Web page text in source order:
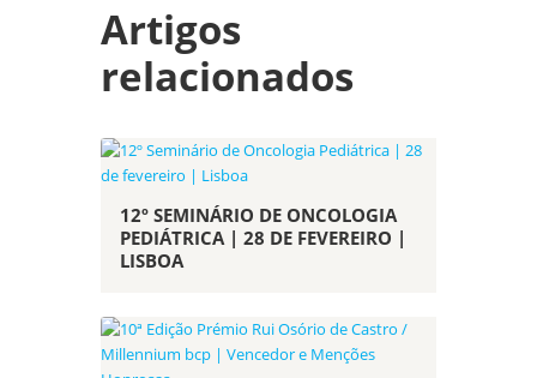
Artigos
relacionados
12º SEMINÁRIO DE ONCOLOGIA
PEDIÁTRICA | 28 DE FEVEREIRO |
LISBOA